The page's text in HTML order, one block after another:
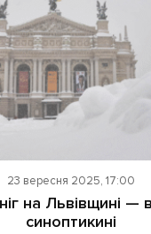
Реклама на сайті
23 вересня 2025, 17:00
на Львівщині —
синоптикині